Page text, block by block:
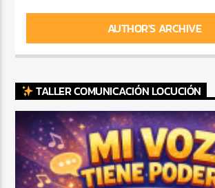
AUTHOR'S ARCHIVE
TALLER COMUNICACIÓN LOCUCIÓN